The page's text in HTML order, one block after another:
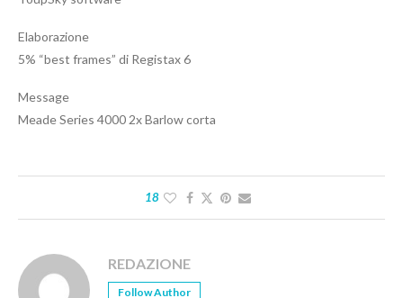
Elaborazione
5% “best frames” di Registax 6
Message
Meade Series 4000 2x Barlow corta
18
REDAZIONE
Follow Author